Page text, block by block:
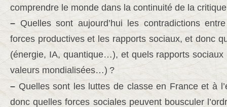
comprendre le monde dans la continuité de la
– Quelles sont aujourd’hui les contradictions
forces productives et les rapports sociaux, et donc
(énergie, IA, quantique…), et quels rapports sociaux
valeurs mondialisées…) ?
– Quelles sont les luttes de classe en France et à
donc quelles forces sociales peuvent bousculer